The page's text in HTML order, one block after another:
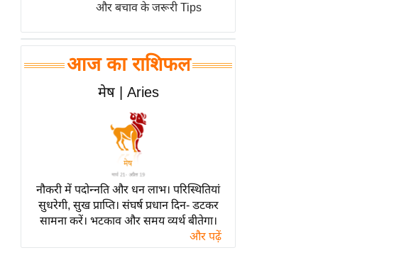
Breaking
News
लाइफस्टाइल
ब्यूटी/फैशन
पर्यटन स्थल
फिटनेस मंत्रा
रिलेशनशिप
राजनीति
समसामयिक
और बचाव के जरूरी Tips
आज का राशिफल
मेष | Aries
नौकरी में पदोन्नति और धन लाभ। परिस्थितियां
सुधरेगी, सुख प्राप्ति। संघर्ष प्रधान दिन- डटकर
सामना करें। भटकाव और समय व्यर्थ बीतेगा।
और पढ़ें